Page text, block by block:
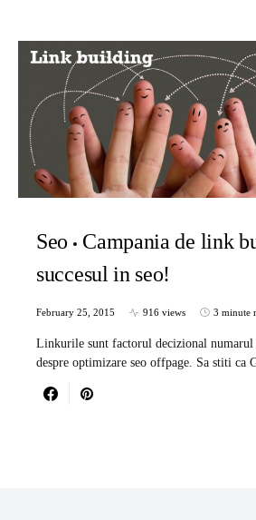
Seo
Campania de link
succesul in seo!
February 25, 2015 916 views 3 minute
Linkurile sunt factorul decizional
despre optimizare seo offpage. Sa stiti ca